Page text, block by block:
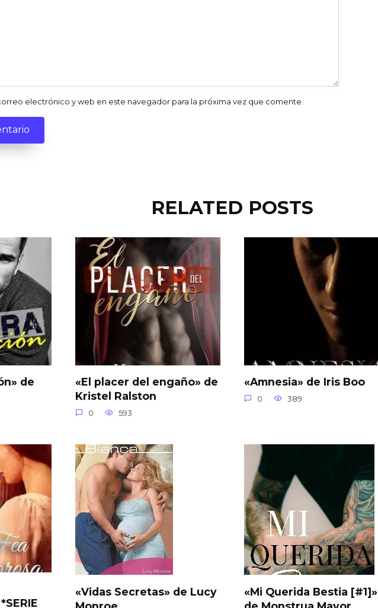
electrónico y web en este navegador para la próxima vez que comente.
RELATED POSTS
de
«El placer del engaño» de
Kristel Ralston
0 593
«Amnesia» de Iris Boo
0 389
«Vidas Secretas» de Lucy
«Mi Querida Bestia [#1]»